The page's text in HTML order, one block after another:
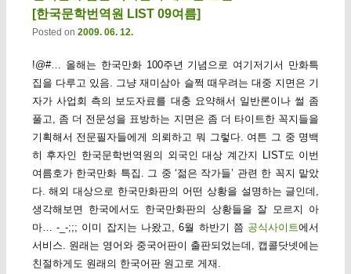
[한국문학번역원 LIST 09여름]
Posted on 2009. 06. 12.
!@#… 올해는 한국만화 100주년 기념으로 여기저기서 만화특
집을 다루고 있음. 그냥 재미삼아 슬쩍 때우려는 대중 지면은 기
자가 사업회 측의 보도자료를 대충 요약해서 일반론이나 썰 좀
풀고, 좀 더 전문성을 표방하는 지면은 좀 더 타이트한 꼭지들을
기획해서 전문필자들에게 의뢰하고 뭐 그렇다. 여튼 그 중 명백
히 후자인 한국문학번역원의 외국인 대상 계간지 LIST도 이번
여름호가 한국만화 특집. 그 중 ‘젊은 작가들’ 관련 한 꼭지 맡았
다. 해외 대상으로 한국만화판의 어떤 상황을 설명하는 글인데,
생각해보면 한국에서도 한국만화판의 상황들을 잘 모르지 아
마… -_-;;; 이미 잡지는 나왔고, 6월 하반기 쯤 공식사이트에서
서비스. 원래는 영어와 중국어판이 출판되었는데, 캡콜닷넷에는
친절하게도 원래의 한국어판 원고로 게재.